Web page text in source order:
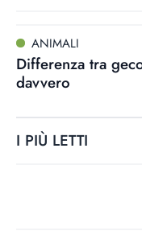
ANIMALI
Differenza tra
davvero
I PIÙ LETTI